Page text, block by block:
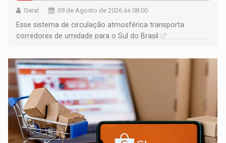
Geral 09 de Agosto de 2026 às 08:00
Esse sistema de circulação atmosférica transporta
corredores de umidade para o Sul do Brasil